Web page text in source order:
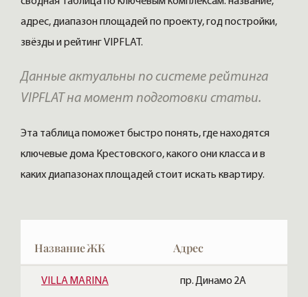
адрес, диапазон площадей по проекту, год постройки,
звёзды и рейтинг VIPFLAT.
Данные актуальны по системе рейтинга
VIPFLAT на момент подготовки статьи.
Эта таблица поможет быстро понять, где находятся
ключевые дома Крестовского, какого они класса и в
каких диапазонах площадей стоит искать квартиру.
Название ЖК Адрес
VILLA MARINA пр. Динамо 2А